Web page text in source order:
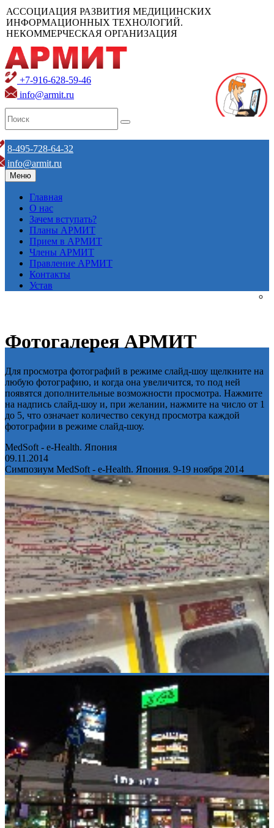
АССОЦИАЦИЯ РАЗВИТИЯ МЕДИЦИНСКИХ
ИНФОРМАЦИОННЫХ ТЕХНОЛОГИЙ.
НЕКОММЕРЧЕСКАЯ ОРГАНИЗАЦИЯ
+7-916-628-59-46
info@armit.ru
8-495-728-64-32
info@armit.ru
Меню
Главная
О нас
Зачем вступать?
Планы АРМИТ
Прием в АРМИТ
Члены АРМИТ
Правление АРМИТ
Контакты
Устав
Фотогалерея АРМИТ
Для просмотра фотографий в режиме слайд-шоу щелкните на
любую фотографию, и когда она увеличится, то под ней
появятся дополнительные возможности просмотра. Нажмите
на надпись слайд-шоу и, при желании, нажмите на число от 1
до 5, что означает количество секунд просмотра каждой
фотографии в режиме слайд-шоу.
MedSoft - e-Health. Япония
09.11.2014
Симпозиум MedSoft - e-Health. Япония. 9-19 ноября 2014